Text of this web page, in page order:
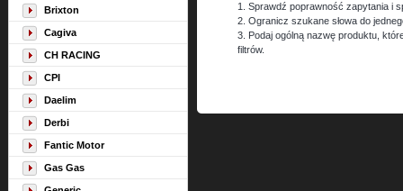
Brixton
Cagiva
CH RACING
CPI
Daelim
Derbi
Fantic Motor
Gas Gas
1. Sprawdź poprawność zapytania i
2. Ogranicz szukane słowa do
3. Podaj ogólną nazwę produktu,
filtrów.